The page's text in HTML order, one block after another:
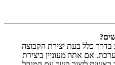
כלל בעת יצירת הקבוצה
אם אתה מעוניין ביצירת